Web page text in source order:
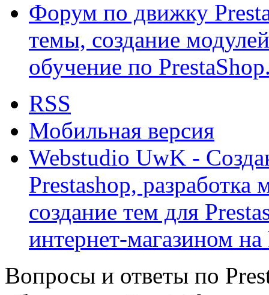
Форум по движку
темы, создание
обучение по
RSS
Мобильная версия
Webstudio UwK -
Prestashop, разработка
создание тем для
интернет-магазином на
Вопросы и ответы по